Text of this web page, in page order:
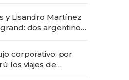
"fast premium"
y Lisandro Martínez
dos argentinos
corporativo: por
los viajes de